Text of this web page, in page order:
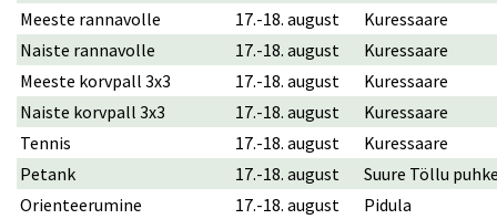
Meeste rannavolle
17.-18. august
Kuressaare
Naiste rannavolle
17.-18. august
Kuressaare
Meeste korvpall 3x3
17.-18. august
Kuressaare
Naiste korvpall 3x3
17.-18. august
Kuressaare
Tennis
17.-18. august
Kuressaare
Petank
17.-18. august
Suure Töllu
Orienteerumine
17.-18. august
Pidula